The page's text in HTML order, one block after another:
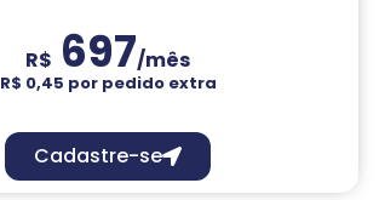
R$ 697/mês
R$ 0,45 por pedido extra
Cadastre-se